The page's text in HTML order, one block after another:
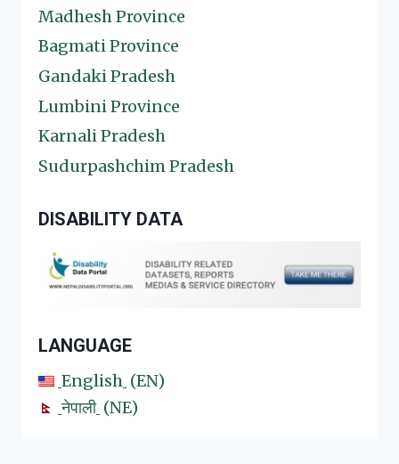
Madhesh Province
Bagmati Province
Gandaki Pradesh
Lumbini Province
Karnali Pradesh
Sudurpashchim Pradesh
DISABILITY DATA
LANGUAGE
English
EN
नेपाली
NE